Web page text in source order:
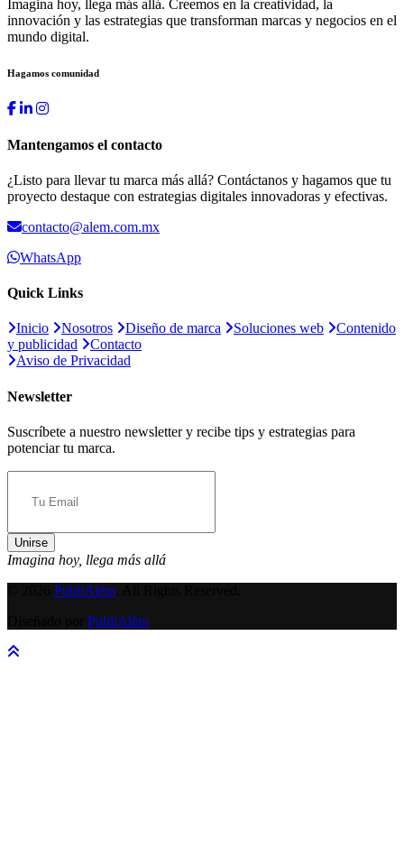
Imagina hoy, llega más allá. Creemos en la creatividad, la
innovación y las estrategias que transforman marcas y negocios en el
mundo digital.
Hagamos comunidad
Mantengamos el contacto
¿Listo para llevar tu marca más allá? Contáctanos y hagamos que tu
proyecto destaque con estrategias digitales innovadoras y efectivas.
contacto@alem.com.mx
WhatsApp
Quick Links
Inicio Nosotros Diseño de marca Soluciones web
Contenido
y publicidad
Contacto
Aviso de Privacidad
Newsletter
Suscríbete a nuestro newsletter y recibe tips y estrategias para
potenciar tu marca.
Unirse
Imagina hoy, llega más allá
PubliAlém
PubliAlém